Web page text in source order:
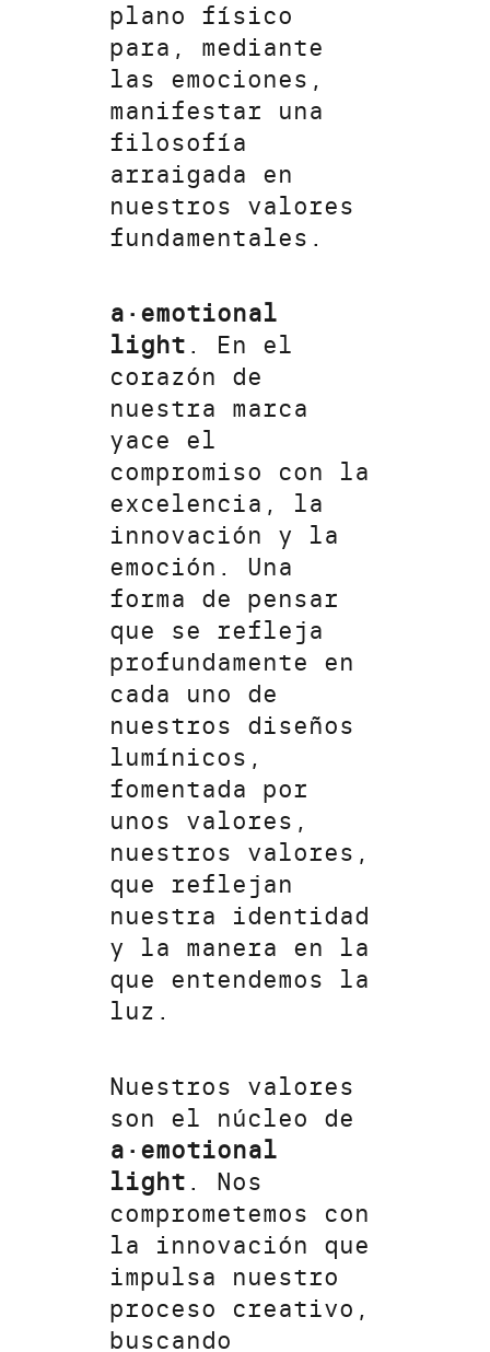
plano físico
para, mediante
las emociones,
manifestar una
filosofía
arraigada en
nuestros valores
fundamentales.
a·emotional
light . En el
corazón de
nuestra marca
yace el
compromiso con la
excelencia, la
innovación y la
emoción. Una
forma de pensar
que se refleja
profundamente en
cada uno de
nuestros diseños
lumínicos,
fomentada por
unos valores,
nuestros valores,
que reflejan
nuestra identidad
y la manera en la
que entendemos la
luz.
Nuestros valores
son el núcleo de
a·emotional
light . Nos
comprometemos con
la innovación que
impulsa nuestro
proceso creativo,
buscando